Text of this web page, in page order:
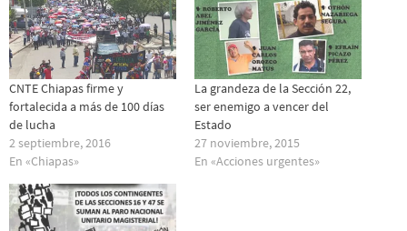
CNTE Chiapas firme y
fortalecida a más de 100 días
de lucha
2 septiembre, 2016
En «Chiapas»
La grandeza de la Sección 22,
ser enemigo a vencer del
Estado
27 noviembre, 2015
En «Acciones urgentes»